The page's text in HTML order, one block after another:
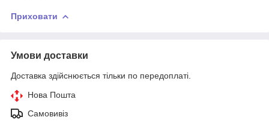
Приховати
Умови доставки
Доставка здійснюється тільки по передоплаті.
Нова Пошта
Самовивіз